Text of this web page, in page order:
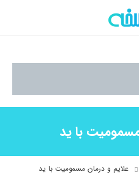
با ید
علایم و درمان مسمومیت با ید